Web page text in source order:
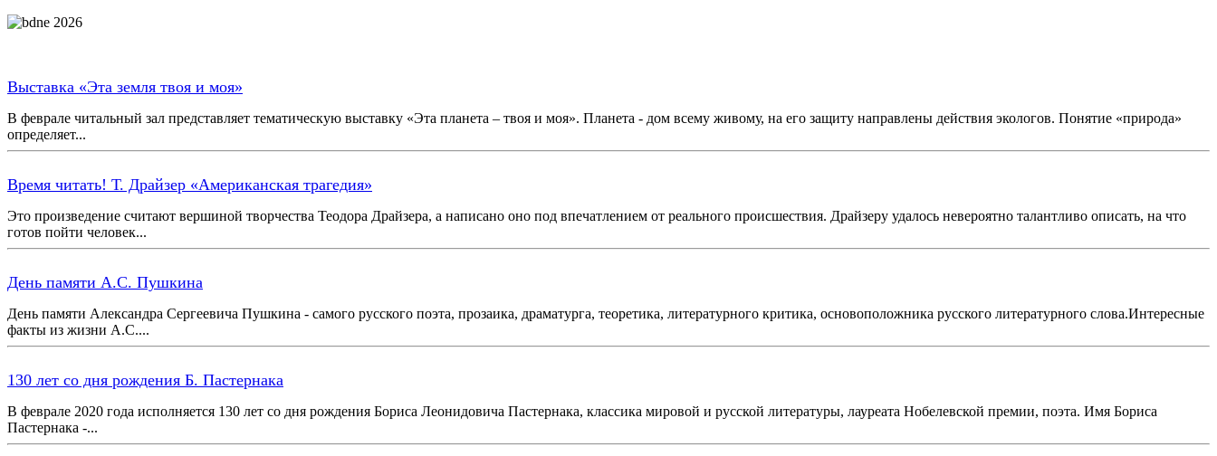
Выставка «Эта земля твоя и моя»
В феврале читальный зал представляет тематическую выставку «Эта планета – твоя и моя». Планета - дом всему живому, на его защиту направлены действия экологов. Понятие «природа»
определяет...
Время читать! Т. Драйзер «Американская трагедия»
Это произведение считают вершиной творчества Теодора Драйзера, а написано оно под впечатлением от реального происшествия. Драйзеру удалось невероятно талантливо описать, на что
готов пойти человек...
День памяти А.С. Пушкина
День памяти Александра Сергеевича Пушкина - самого русского поэта, прозаика, драматурга, теоретика, литературного критика, основоположника русского литературного слова.Интересные
факты из жизни А.С....
130 лет со дня рождения Б. Пастернака
В феврале 2020 года исполняется 130 лет со дня рождения Бориса Леонидовича Пастернака, классика мировой и русской литературы, лауреата Нобелевской премии, поэта. Имя Бориса
Пастернака -...